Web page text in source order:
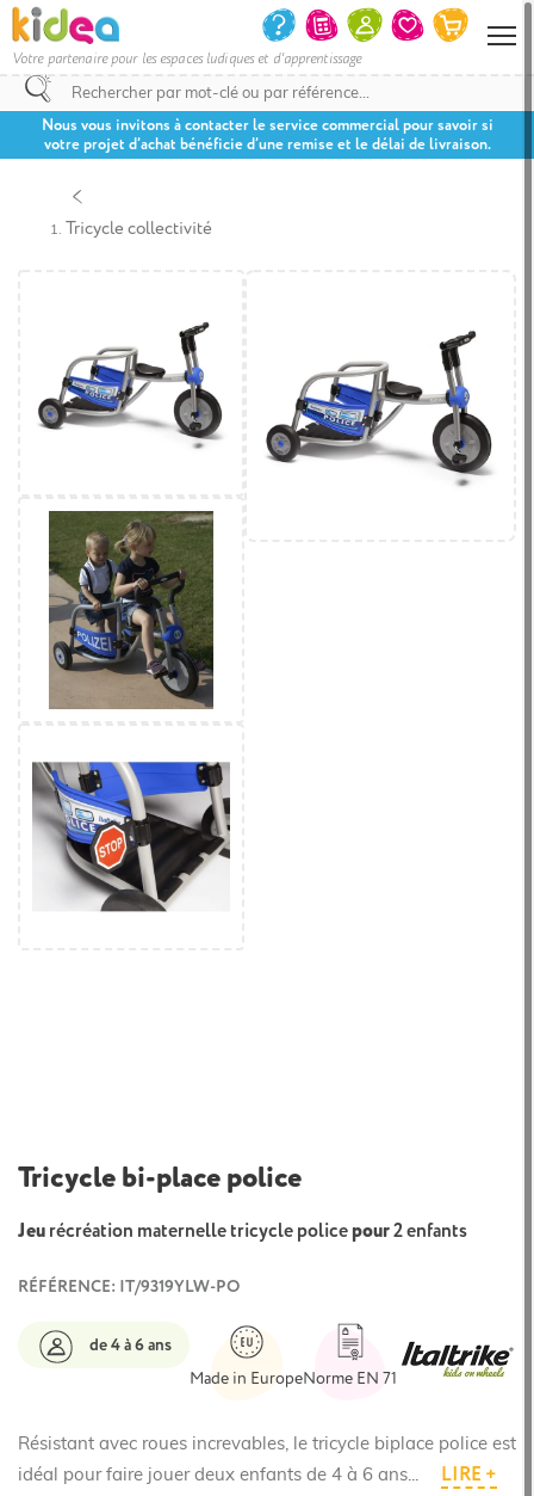
Votre partenaire pour les espaces ludiques et d'apprentissage
Nous vous invitons à contacter le service commercial pour savoir si
votre projet d’achat bénéficie d’une remise et le délai de livraison.
Tricycle collectivité
Tricycle bi-place police
Jeu récréation maternelle tricycle police pour2 enfants
RÉFÉRENCE: IT/9319YLW-PO
de 4 à 6 ans
Made in EuropeNorme EN 71
Résistant avec roues increvables, le tricycle biplace police est
idéal pour faire jouer deux enfants de 4 à 6 ans...
LIRE +